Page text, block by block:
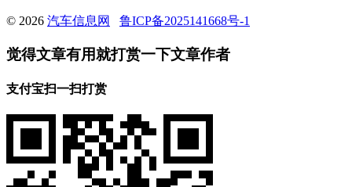
© 2026 汽车信息网 鲁ICP备2025141668号-1
觉得文章有用就打赏一下文章作者
支付宝扫一扫打赏